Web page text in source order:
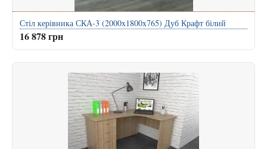
Стіл керівника СКА-3 (2000x1800x765) Дуб Крафт білий
16 878 грн